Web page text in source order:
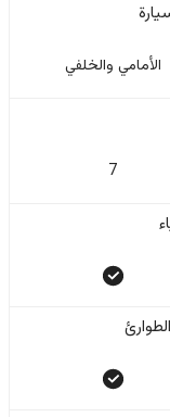
الأمامي والخلفي
7